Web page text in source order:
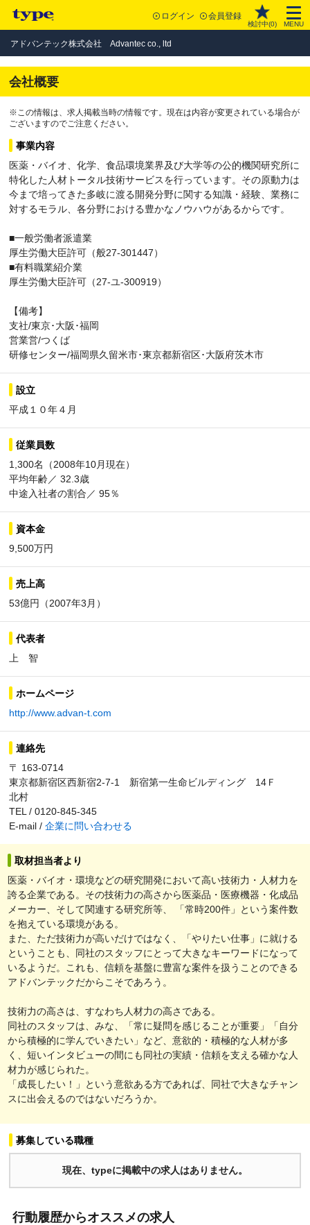
ログイン 会員登録
検討中(0) MENU
アドバンテック株式会社 Advantec co., ltd
会社概要
※この情報は、求人掲載当時の情報です。現在は内容が変更されている場合が
ございますのでご注意ください。
事業内容
医薬・バイオ、化学、食品環境業界及び大学等の公的機関研究所に
特化した人材トータル技術サービスを行っています。その原動力は
今まで培ってきた多岐に渡る開発分野に関する知識・経験、業務に
対するモラル、各分野における豊かなノウハウがあるからです。
■一般労働者派遣業
厚生労働大臣許可（般27-301447）
■有料職業紹介業
厚生労働大臣許可（27-ユ-300919）
【備考】
支社/東京･大阪･福岡
営業営/つくば
研修センター/福岡県久留米市･東京都新宿区･大阪府茨木市
設立
平成１０年４月
従業員数
1,300名（2008年10月現在）
平均年齢／ 32.3歳
中途入社者の割合／ 95％
資本金
9,500万円
売上高
53億円（2007年3月）
代表者
上 智
ホームページ
http://www.advan-t.com
連絡先
〒 163-0714
東京都新宿区西新宿2-7-1 新宿第一生命ビルディング 14Ｆ
北村
TEL / 0120-845-345
E-mail / 企業に問い合わせる
取材担当者より
医薬・バイオ・環境などの研究開発において高い技術力・人材力を
誇る企業である。その技術力の高さから医薬品・医療機器・化成品
メーカー、そして関連する研究所等、 「常時200件」という案件数
を抱えている環境がある。
また、ただ技術力が高いだけではなく、「やりたい仕事」に就ける
ということも、同社のスタッフにとって大きなキーワードになって
いるようだ。これも、信頼を基盤に豊富な案件を扱うことのできる
アドバンテックだからこそであろう。
技術力の高さは、すなわち人材力の高さである。
同社のスタッフは、みな、「常に疑問を感じることが重要」「自分
から積極的に学んでいきたい」など、意欲的・積極的な人材が多
く、短いインタビューの間にも同社の実績・信頼を支える確かな人
材力が感じられた。
「成長したい！」という意欲ある方であれば、同社で大きなチャン
スに出会えるのではないだろうか。
募集している職種
現在、typeに掲載中の求人はありません。
行動履歴からオススメの求人